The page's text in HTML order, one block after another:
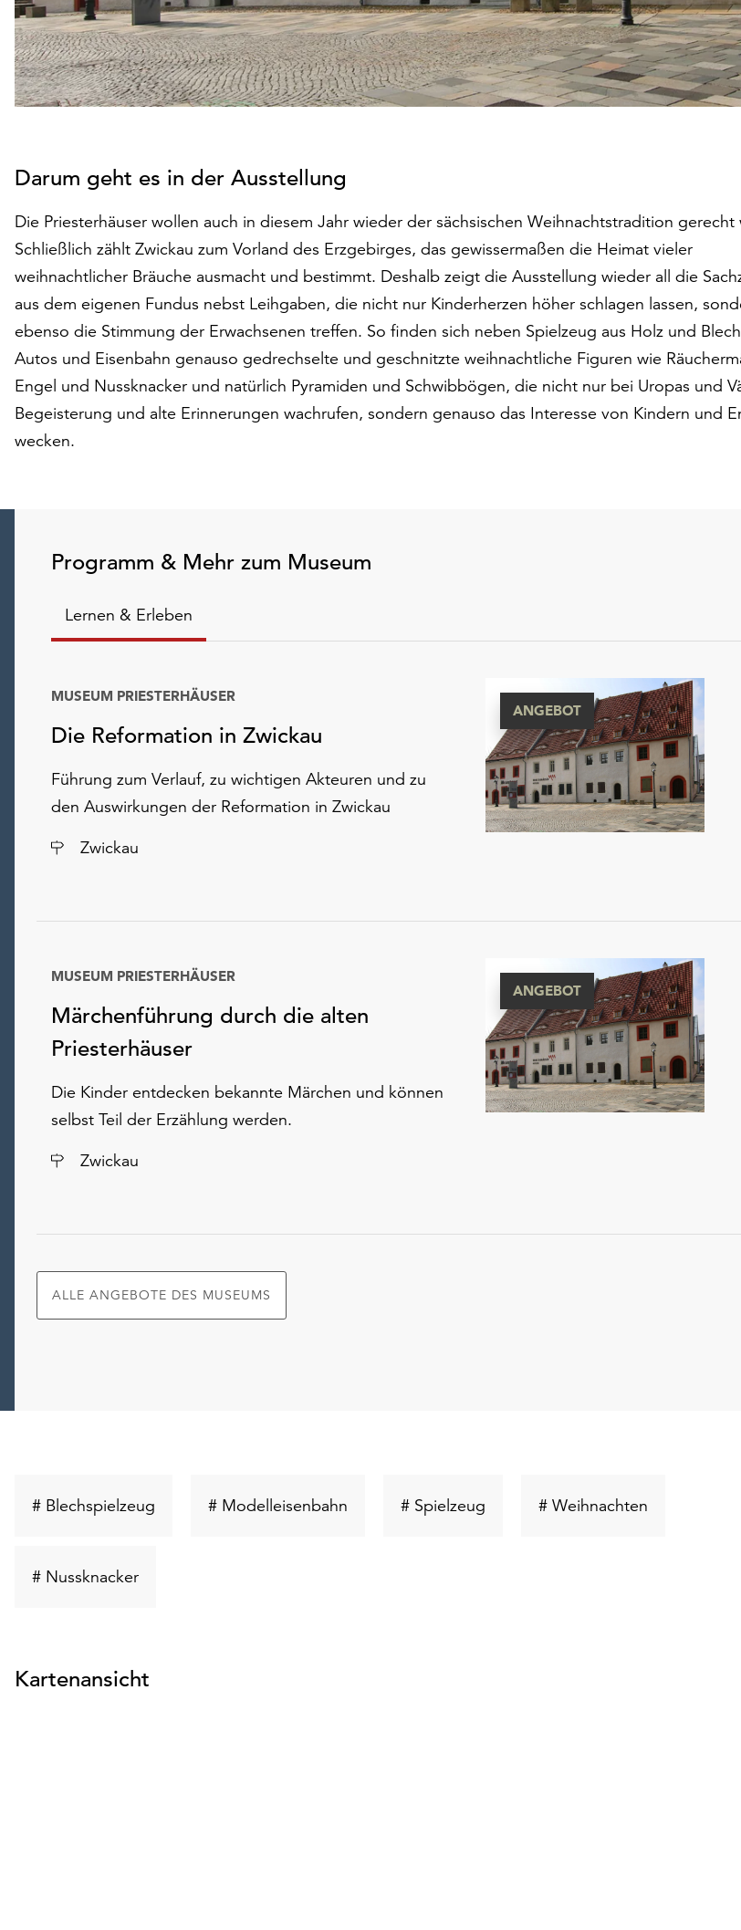
Darum geht es in der Ausstellung
Die Priesterhäuser wollen auch in diesem Jahr wieder der sächsischen Weihnachtstradition gerecht
Schließlich zählt Zwickau zum Vorland des Erzgebirges, das gewissermaßen die Heimat vieler
weihnachtlicher Bräuche ausmacht und bestimmt. Deshalb zeigt die Ausstellung wieder all die
aus dem eigenen Fundus nebst Leihgaben, die nicht nur Kinderherzen höher schlagen lassen,
ebenso die Stimmung der Erwachsenen treffen. So finden sich neben Spielzeug aus Holz und
Autos und Eisenbahn genauso gedrechselte und geschnitzte weihnachtliche Figuren wie
Engel und Nussknacker und natürlich Pyramiden und Schwibbögen, die nicht nur bei Uropas und
Begeisterung und alte Erinnerungen wachrufen, sondern genauso das Interesse von Kindern und
wecken.
Programm & Mehr zum Museum
Lernen & Erleben
Die Reformation in Zwickau
MUSEUM PRIESTERHÄUSER
Führung zum Verlauf, zu wichtigen Akteuren und zu
den Auswirkungen der Reformation in Zwickau
Ort
Zwickau
ANGEBOT
Märchenführung durch die alten
Priesterhäuser
MUSEUM PRIESTERHÄUSER
Die Kinder entdecken bekannte Märchen und können
selbst Teil der Erzählung werden.
Ort
Zwickau
ANGEBOT
ALLE ANGEBOTE DES MUSEUMS
# Blechspielzeug Schlüsselwort# Modelleisenbahn Schlüsselwort
# Spielzeug Schlüsselwort# Weihnachten
# NussknackerSchlüsselwort
Kartenansicht